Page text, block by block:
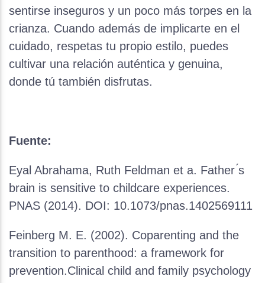
sentirse inseguros y un poco más torpes en la
crianza. Cuando además de implicarte en el
cuidado, respetas tu propio estilo, puedes
cultivar una relación auténtica y genuina,
donde tú también disfrutas.
Fuente:
Eyal Abrahama, Ruth Feldman et a. Father ́s
brain is sensitive to childcare experiences.
PNAS (2014). DOI: 10.1073/pnas.1402569111
Feinberg M. E. (2002). Coparenting and the
transition to parenthood: a framework for
prevention.Clinical child and family psychology